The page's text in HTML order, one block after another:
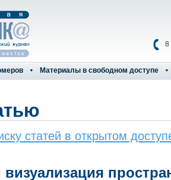
8
Материалы в свободном доступе
статей в открытом
визуализация